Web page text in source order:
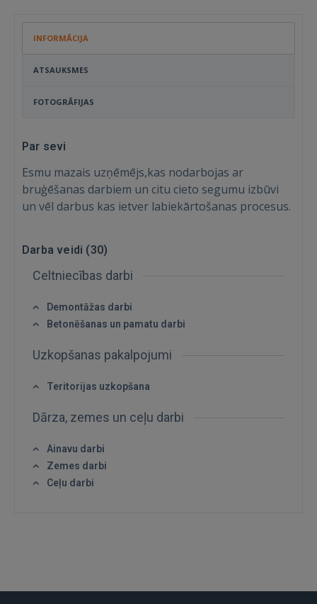
Ienākt
INFORMĀCIJA
ATSAUKSMES
FOTOGRĀFIJAS
Par sevi
Esmu mazais uzņēmējs,kas nodarbojas ar
bruģēšanas darbiem un citu cieto segumu izbūvi
un vēl darbus kas ietver labiekārtošanas procesus.
Darba veidi (30)
Celtniecības darbi
Demontāžas darbi
Betonēšanas un pamatu darbi
Uzkopšanas pakalpojumi
Teritorijas uzkopšana
Dārza, zemes un ceļu darbi
Ainavu darbi
Zemes darbi
Ceļu darbi